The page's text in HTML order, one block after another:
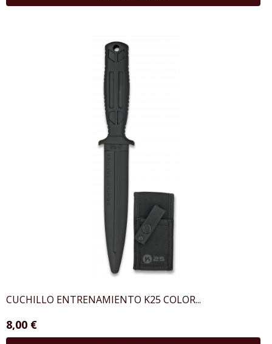
CUCHILLO ENTRENAMIENTO K25 COLOR...
8,00 €